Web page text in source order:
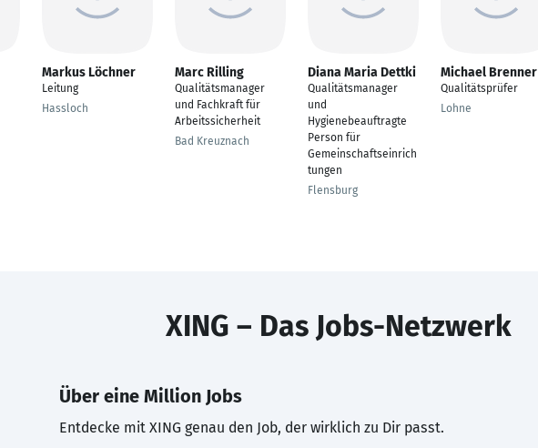
Markus Löchner
Leitung
Hassloch
Marc Rilling
Qualitätsmanager
und Fachkraft für
Arbeitssicherheit
Bad Kreuznach
Diana Maria Dettki
Qualitätsmanager
und
Hygienebeauftragte
Person für
Gemeinschaftseinrich
tungen
Flensburg
Michael Brenner
Qualitätsprüfer
Lohne
XING – Das Jobs-Netzwerk
Über eine Million Jobs
Entdecke mit XING genau den Job, der wirklich zu Dir passt.